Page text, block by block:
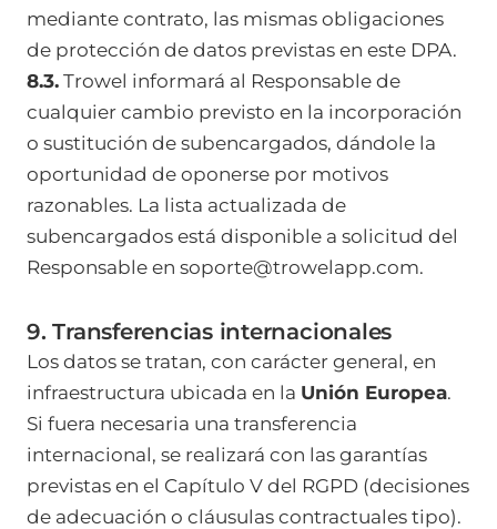
mediante contrato, las mismas obligaciones
de protección de datos previstas en este DPA.
8.3. Trowel informará al Responsable de
cualquier cambio previsto en la incorporación
o sustitución de subencargados, dándole la
oportunidad de oponerse por motivos
razonables. La lista actualizada de
subencargados está disponible a solicitud del
Responsable en soporte@trowelapp.com.
9. Transferencias internacionales
Los datos se tratan, con carácter general, en
infraestructura ubicada en la Unión Europea.
Si fuera necesaria una transferencia
internacional, se realizará con las garantías
previstas en el Capítulo V del RGPD (decisiones
de adecuación o cláusulas contractuales tipo).